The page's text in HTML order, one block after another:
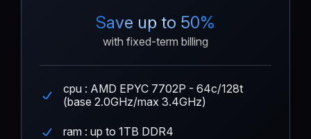
Save up to 50%
with fixed-term billing
cpu : AMD EPYC 7702P - 64c/128t
(base 2.0GHz/max 3.4GHz)
ram : up to 1TB DDR4